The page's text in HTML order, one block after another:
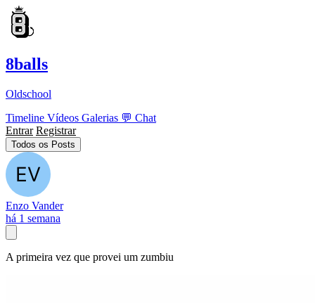
8balls
Oldschool
Timeline Vídeos Galerias 💬 Chat
Entrar Registrar
Todos os Posts
Enzo Vander
há 1 semana
A primeira vez que provei um zumbiu